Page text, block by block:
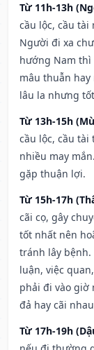
Từ 11h-13h
cầu lộc, cầu tài
Người đi xa
hướng Nam
mâu thuẫn
lâu la nhưng
Từ 13h-15h
cầu lộc, cầu
nhiều may
gặp thuận lợi.
Từ 15h-17h
cãi cọ, gây
tốt nhất nên
tránh lây
luận, việc
phải đi vào giờ
đả hay cãi
Từ 17h-19h